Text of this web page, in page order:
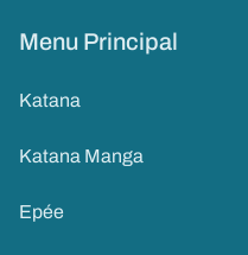
Menu Principal
Katana
Katana Manga
Epée